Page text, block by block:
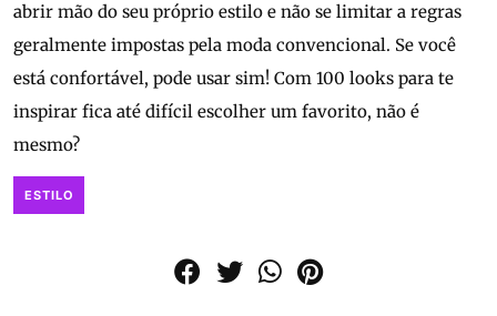
abrir mão do seu próprio estilo e não se limitar a regras
geralmente impostas pela moda convencional. Se você
está confortável, pode usar sim! Com 100 looks para te
inspirar fica até difícil escolher um favorito, não é
mesmo?
ESTILO